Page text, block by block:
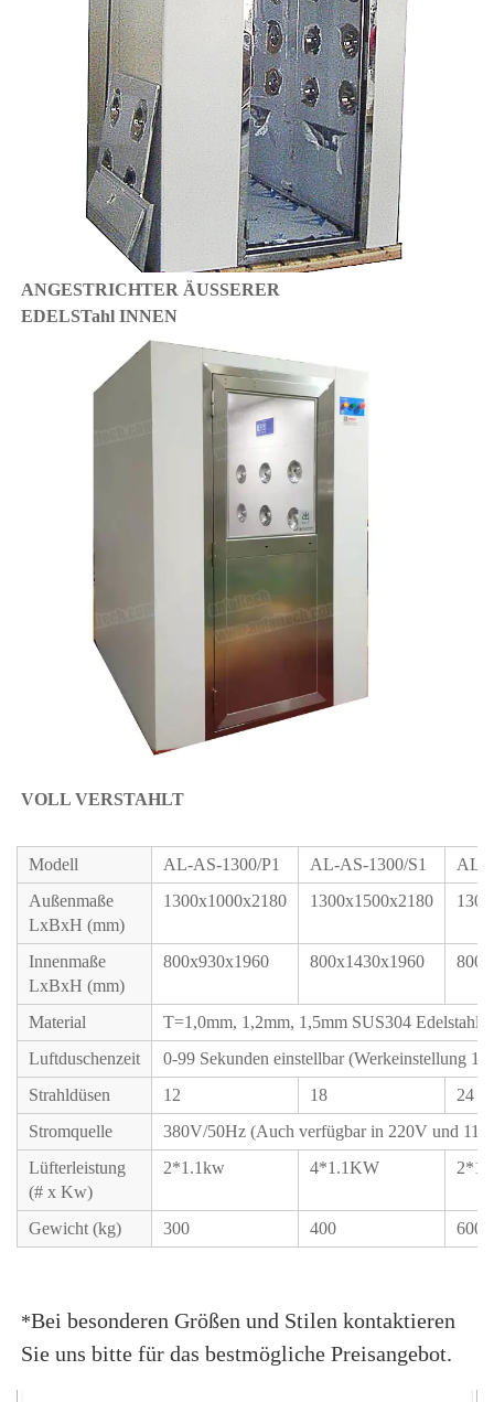
ANGESTRICHTER ÄUSSERER
EDELSTahl INNEN
VOLL VERSTAHLT
Modell AL-AS-1300/P1 AL-AS-1300/S1
AL-
Außenmaße
LxBxH (mm)
1300x1000x2180 1300x1500x2180
Innenmaße
LxBxH (mm)
800x930x1960 800x1430x1960
Material
T=1,0mm, 1,2mm, 1,5mm SUS304 Edelstahl
Luftduschenzeit
0-99 Sekunden einstellbar (Werkeinstellung
Strahldüsen
12 18
24
Stromquelle
380V/50Hz (Auch verfügbar in 220V und
Lüfterleistung
(# x Kw)
2*1.1kw 4*1.1KW
Gewicht (kg) 300 400 600
*Bei besonderen Größen und Stilen kontaktieren
Sie uns bitte für das bestmögliche Preisangebot.